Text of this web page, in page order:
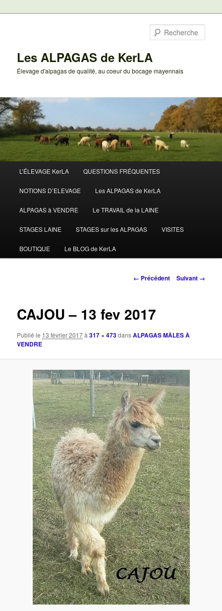
Les ALPAGAS de KerLA
Élevage d'alpagas de qualité, au coeur du bocage mayennais
principal
L’ÉLEVAGE KerLA QUESTIONS FRÉQUENTES
NOTIONS D’ELEVAGE Les ALPAGAS de KerLA
ALPAGAS à VENDRE Le TRAVAIL de la LAINE
STAGES LAINE STAGES sur les ALPAGAS VISITES
BOUTIQUE Le BLOG de KerLA
Navigation
← Précédent Suivant →
CAJOU – 13 fev 2017
Publié le 13 février 2017à317 × 473dansALPAGAS MÂLES À
VENDRE